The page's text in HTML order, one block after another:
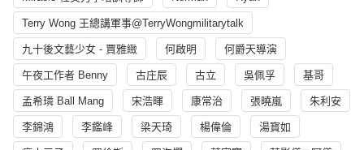
Terry Wong 王總講軍事@TerryWongmilitarytalk
九十後文藝少女 - 賈雅緻 何啟明 何爵天導演
午夜工作者 Benny 古庄辰 古立 吳佩孚 基哥
孟希璘 Ball Mang 宋浩暉 康常治 張曉嵐 朱利安
李錦鴻 李鑑峰 梁天琦 楊偉倫 湯寳如